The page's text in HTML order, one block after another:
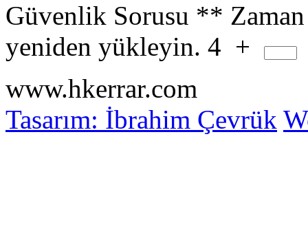
Güvenlik Sorusu **
yeniden yükleyin. 4 +
www.hkerrar.com
Tasarım: İbrahim Çevrük